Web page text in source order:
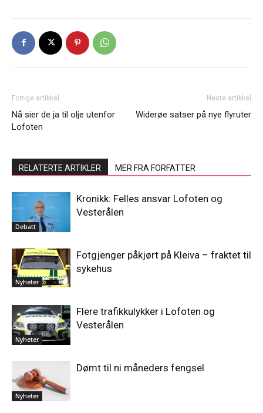
Forrige artikkel
Nå sier de ja til olje utenfor
Lofoten
Neste artikkel
Widerøe satser på nye flyruter
RELATERTE ARTIKLER MER FRA FORFATTER
Debatt
Kronikk: Felles ansvar Lofoten og
Vesterålen
Nyheter
Fotgjenger påkjørt på Kleiva – fraktet til
sykehus
Nyheter
Flere trafikkulykker i Lofoten og
Vesterålen
Nyheter
Dømt til ni måneders fengsel